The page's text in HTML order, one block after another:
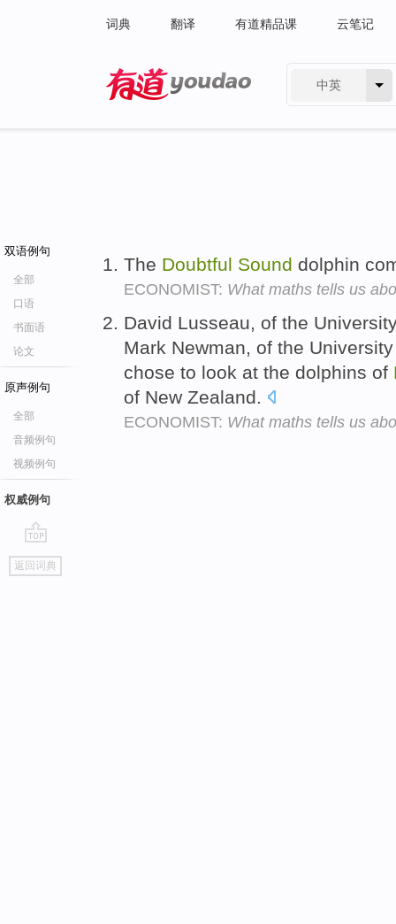
词典 翻译 有道精品课 云笔记
中英
双语例句
全部
口语
书面语
论文
原声例句
全部
音频例句
视频例句
权威例句
go
top
返回词典
The Doubtful Sound dolphin
ECONOMIST: What maths tells us
David Lusseau, of the
Mark Newman, of the
chose to look at the dolphins of
of New Zealand.
ECONOMIST: What maths tells us